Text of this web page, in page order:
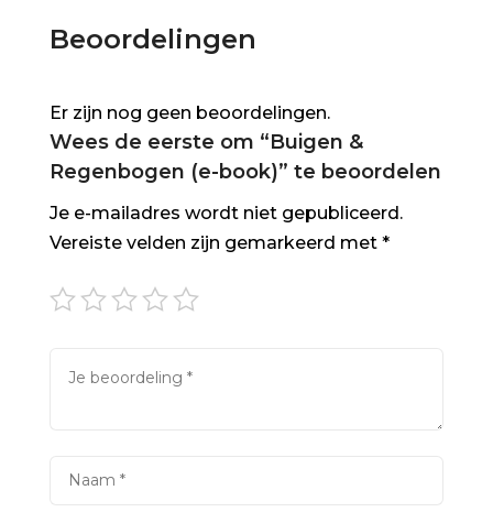
Beoordelingen
Er zijn nog geen beoordelingen.
Wees de eerste om “Buigen &
Regenbogen (e-book)” te beoordelen
Je e-mailadres wordt niet gepubliceerd.
Vereiste velden zijn gemarkeerd met *